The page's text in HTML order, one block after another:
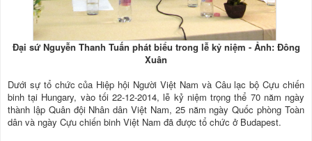
Đại sứ Nguyễn Thanh Tuấn phát biểu trong lễ kỷ niệm - Ảnh: Đông
Xuân
Dưới sự tổ chức của Hiệp hội Người Việt Nam và Câu lạc bộ Cựu chiến
binh tại Hungary, vào tối 22-12-2014, lễ kỷ niệm trọng thể 70 năm ngày
thành lập Quân đội Nhân dân Việt Nam, 25 năm ngày Quốc phòng Toàn
dân và ngày Cựu chiến binh Việt Nam đã được tổ chức ở Budapest.